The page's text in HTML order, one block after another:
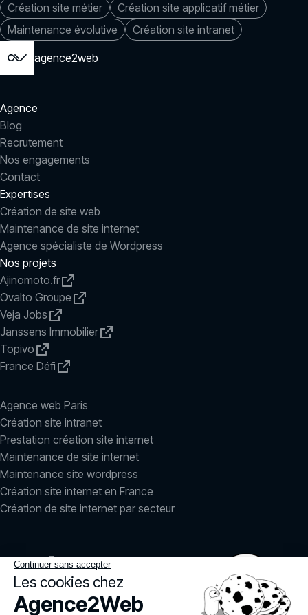
Création site métier
Création site applicatif métier
Maintenance évolutive
Création site intranet
agence2web
Agence
Blog
Recrutement
Nos engagements
Contact
Expertises
Création de site web
Maintenance de site internet
Agence spécialiste de Wordpress
Nos projets
Ajinomoto.fr
Ovalto Groupe
Veja Jobs
Janssens Immobilier
Topivo
France Défi
Agence web Paris
Création site intranet
Prestation création site internet
Maintenance de site internet
Maintenance site wordpress
Création site internet en France
Création de site internet par secteur
LinkedIn
Instagram